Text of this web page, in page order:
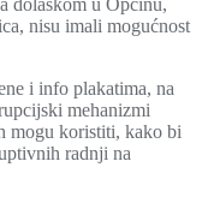
nisu imali mogućnost
i info plakatima, na
mehanizmi
mogu koristiti, kako bi
radnji na